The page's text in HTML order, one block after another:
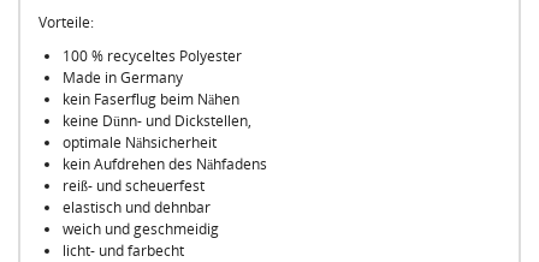
Vorteile:
100 % recyceltes Polyester
Made in Germany
kein Faserflug beim Nähen
keine Dünn- und Dickstellen,
optimale Nähsicherheit
kein Aufdrehen des Nähfadens
reiß- und scheuerfest
elastisch und dehnbar
weich und geschmeidig
licht- und farbecht